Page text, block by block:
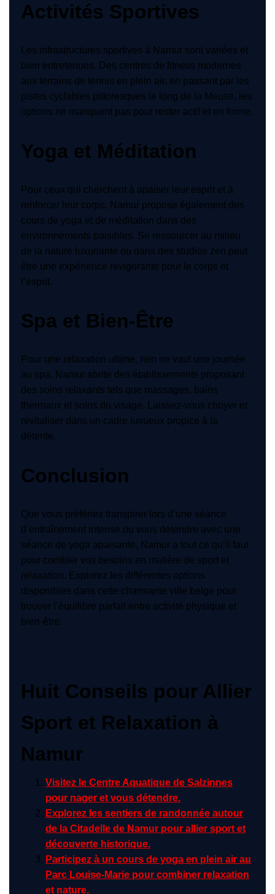
Activités Sportives
Les infrastructures sportives à Namur sont variées et
bien entretenues. Des centres de fitness modernes
aux terrains de tennis en plein air, en passant par les
pistes cyclables pittoresques le long de la Meuse, les
options ne manquent pas pour rester actif et en forme.
Yoga et Méditation
Pour ceux qui cherchent à apaiser leur esprit et à
renforcer leur corps, Namur propose également des
cours de yoga et de méditation dans des
environnements paisibles. Se ressourcer au milieu
de la nature luxuriante ou dans des studios zen peut
être une expérience revigorante pour le corps et
l’esprit.
Spa et Bien-Être
Pour une relaxation ultime, rien ne vaut une journée
au spa. Namur abrite des établissements proposant
des soins relaxants tels que massages, bains
thermaux et soins du visage. Laissez-vous choyer et
revitaliser dans un cadre luxueux propice à la
détente.
Conclusion
Que vous préfériez transpirer lors d’une séance
d’entraînement intense ou vous détendre avec une
séance de yoga apaisante, Namur a tout ce qu’il faut
pour combler vos besoins en matière de sport et
relaxation. Explorez les différentes options
disponibles dans cette charmante ville belge pour
trouver l’équilibre parfait entre activité physique et
bien-être.
Huit Conseils pour Allier
Sport et Relaxation à
Namur
Visitez le Centre Aquatique de Salzinnes
pour nager et vous détendre.
Explorez les sentiers de randonnée autour
de la Citadelle de Namur pour allier sport et
découverte historique.
Participez à un cours de yoga en plein air au
Parc Louise-Marie pour combiner relaxation
et nature.